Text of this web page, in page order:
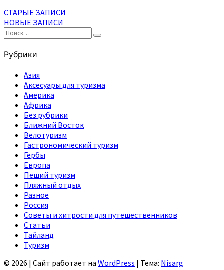
Навигация
по
СТАРЫЕ ЗАПИСИ
НОВЫЕ ЗАПИСИ
Найти:
Поиск
Рубрики
Азия
Аксесуары для туризма
Америка
Африка
Без рубрики
Ближний Восток
Велотуризм
Гастрономический туризм
Гербы
Европа
Пеший туризм
Пляжный отдых
Разное
Россия
Советы и хитрости для путешественников
Статьи
Тайланд
Туризм
© 2026 | Сайт работает на WordPress | Тема: Nisarg